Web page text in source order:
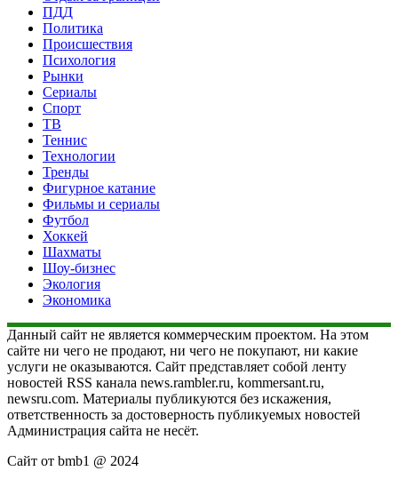
ПДД
Политика
Происшествия
Психология
Рынки
Сериалы
Спорт
ТВ
Теннис
Технологии
Тренды
Фигурное катание
Фильмы и сериалы
Футбол
Хоккей
Шахматы
Шоу-бизнес
Экология
Экономика
Данный сайт не является коммерческим проектом. На этом
сайте ни чего не продают, ни чего не покупают, ни какие
услуги не оказываются. Сайт представляет собой ленту
новостей RSS канала news.rambler.ru, kommersant.ru,
newsru.com. Материалы публикуются без искажения,
ответственность за достоверность публикуемых новостей
Администрация сайта не несёт.
Сайт от bmb1 @ 2024